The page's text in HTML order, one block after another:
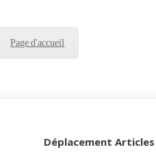
Page d'accueil
Déplacement Articles